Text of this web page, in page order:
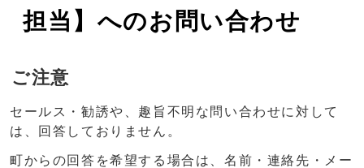
担当】へのお問い合わせ
ご注意
セールス・勧誘や、趣旨不明な問い合わせに対して
は、回答しておりません。
町からの回答を希望する場合は、名前・連絡先・メー